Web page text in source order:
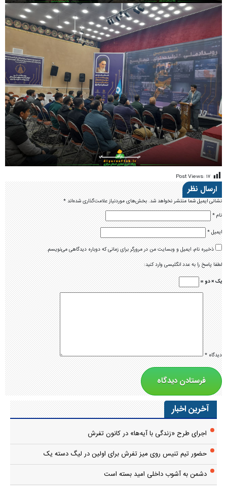
Post Views: ۱۷
ارسال نظر
نشانی ایمیل شما منتشر نخواهد شد.بخش‌های موردنیاز علامت‌گذاری شده‌اند*
نام*
ایمیل*
ذخیره نام، ایمیل و وبسایت من در مرورگر برای زمانی که دوباره دیدگاهی می‌نویسم.
لطفا پاسخ را به عدد انگلیسی وارد کنید:
یک × دو =
دیدگاه*
آخرین اخبار
اجرای طرح «زندگی با آیه‌ها» در کانون تفرش
حضور تیم تنیس روی میز تفرش برای اولین در لیگ دسته یک
دشمن به آشوب داخلی امید بسته است